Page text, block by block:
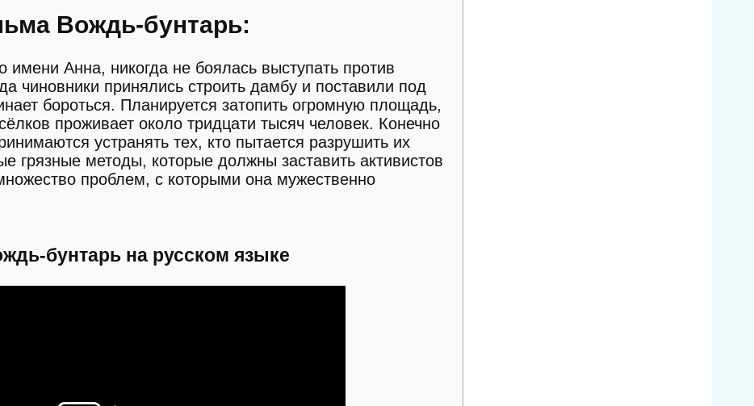
Вождь-бунтарь:
Анна, никогда не боялась выступать против
чиновники принялись строить дамбу и поставили под
бороться. Планируется затопить огромную площадь,
проживает около тридцати тысяч человек. Конечно
устранять тех, кто пытается разрушить их
грязные методы, которые должны заставить активистов
проблем, с которыми она мужественно
бунтарь на русском языке